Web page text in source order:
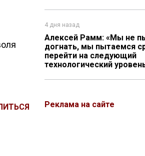
4 дня назад
Алексей Рамм: «Мы не
догнать, мы пытаемся
перейти на следующий
технологический
Реклама на сайте